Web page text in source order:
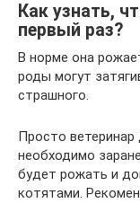
Как узнать,
первый раз?
В норме она
роды могут
страшного.
Просто
необходимо
будет рожать и
котятами.